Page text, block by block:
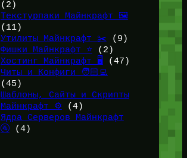
(2)
Текстурпаки Майнкрафт 🖼️
(11)
Утилиты Майнкрафт ✂️ (9)
Фишки Майнкрафт ⭐(2)
Хостинг Майнкрафт 🖥️ (47)
Читы и Конфиги 🧑🏻‍💻
(45)
Шаблоны, Сайты и Скрипты
Майнкрафт ⚙️ (4)
Ядра Серверов Майнкрафт
🚰(4)